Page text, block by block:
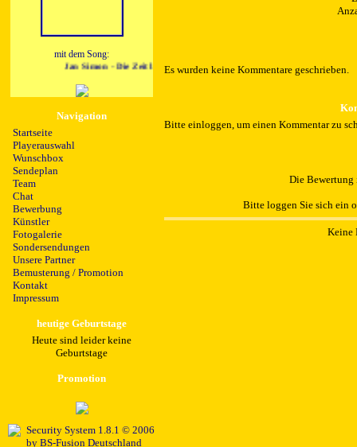
mit dem Song:
Jan Simon - Die Zeit laeuft
Navigation
Startseite
Playerauswahl
Wunschbox
Sendeplan
Team
Chat
Bewerbung
Künstler
Fotogalerie
Sondersendungen
Unsere Partner
Bemusterung / Promotion
Kontakt
Impressum
heutige Geburtstage
Heute sind leider keine
Geburtstage
Promotion
Es wurden keine Kommentare geschrieben.
Bitte einloggen, um einen Kommentar zu
Die
Bitte loggen Sie sich ein
Keine